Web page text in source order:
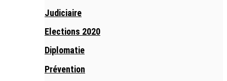
Judiciaire
Elections 2020
Diplomatie
Prévention